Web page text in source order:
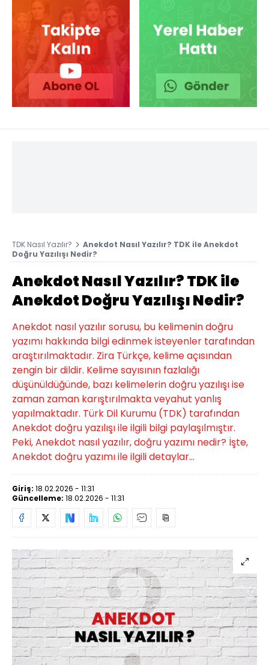
TDK Nasıl Yazılır?
Anekdot Nasıl Yazılır? TDK ile Anekdot
Doğru Yazılışı Nedir?
Anekdot Nasıl Yazılır? TDK ile
Anekdot Doğru Yazılışı Nedir?
Anekdot nasıl yazılır sorusu, bu kelimenin doğru
yazımı hakkında bilgi edinmek isteyenler tarafından
araştırılmaktadır. Zira Türkçe, kelime açısından
zengin bir dildir. Kelime sayısının fazlalığı
düşünüldüğünde, bazı kelimelerin doğru yazılışı ise
zaman zaman karıştırılmakta veyahut yanlış
yapılmaktadır. Türk Dil Kurumu (TDK) tarafından
Anekdot doğru yazılışı ile ilgili bilgi paylaşılmıştır.
Peki, Anekdot nasıl yazılır, doğru yazımı nedir? İşte,
Anekdot doğru yazımı ile ilgili detaylar...
Giriş: 18.02.2026 - 11:31
Güncelleme: 18.02.2026 - 11:31